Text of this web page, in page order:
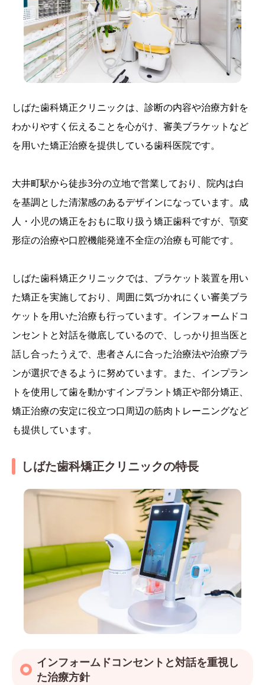
しばた歯科矯正クリニックは、診断の内容や治療方針を
わかりやすく伝えることを心がけ、審美ブラケットなど
を用いた矯正治療を提供している歯科医院です。
大井町駅から徒歩3分の立地で営業しており、院内は白
を基調とした清潔感のあるデザインになっています。成
人・小児の矯正をおもに取り扱う矯正歯科ですが、顎変
形症の治療や口腔機能発達不全症の治療も可能です。
しばた歯科矯正クリニックでは、ブラケット装置を用い
た矯正を実施しており、周囲に気づかれにくい審美ブラ
ケットを用いた治療も行っています。インフォームドコ
ンセントと対話を徹底しているので、しっかり担当医と
話し合ったうえで、患者さんに合った治療法や治療プラ
ンが選択できるように努めています。また、インプラン
トを使用して歯を動かすインプラント矯正や部分矯正、
矯正治療の安定に役立つ口周辺の筋肉トレーニングなど
も提供しています。
しばた歯科矯正クリニックの特長
インフォームドコンセントと対話を重視し
た治療方針